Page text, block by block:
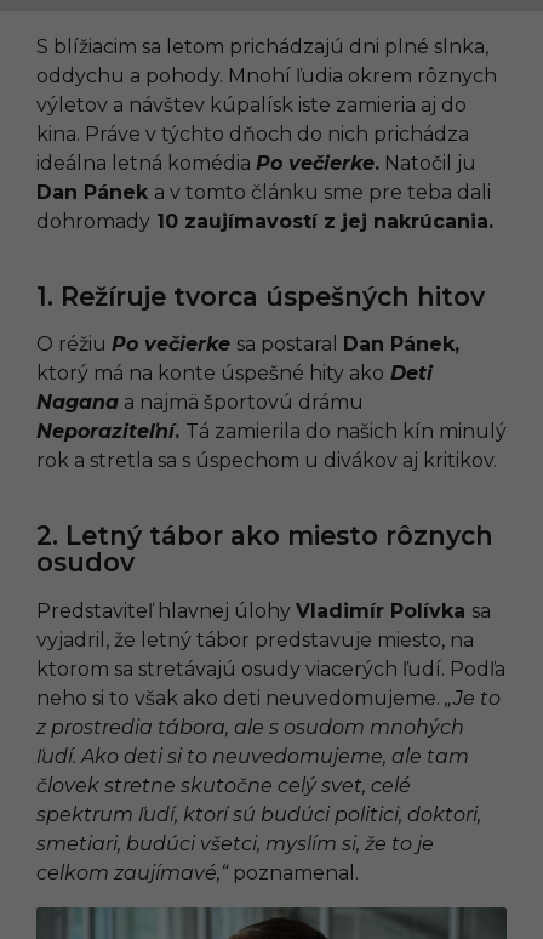
6
.
2
0
2
6
,
1
3
S blížiacim sa letom prichádzajú dni plné slnka,
oddychu a pohody. Mnohí ľudia okrem rôznych
výletov a návštev kúpalísk iste zamieria aj do
kina. Práve v týchto dňoch do nich prichádza
ideálna letná komédia Po večierke. Natočil ju
Dan Pánek a v tomto článku sme pre teba dali
dohromady 10 zaujímavostí z jej nakrúcania.
1. Režíruje tvorca úspešných hitov
O réžiu Po večierke sa postaral
Dan Pánek,
ktorý má na konte úspešné hity ako Deti
Nagana a najmä športovú drámu
Neporaziteľní. Tá zamierila do našich kín minulý
rok a stretla sa s úspechom u divákov aj kritikov.
2. Letný tábor ako miesto rôznych
osudov
Predstaviteľ hlavnej úlohy Vladimír Polívka sa
vyjadril, že letný tábor predstavuje miesto, na
ktorom sa stretávajú osudy viacerých ľudí. Podľa
neho si to však ako deti neuvedomujeme. „Je to
z prostredia tábora, ale s osudom mnohých
ľudí. Ako deti si to neuvedomujeme, ale tam
človek stretne skutočne celý svet, celé
spektrum ľudí, ktorí sú budúci politici, doktori,
smetiari, budúci všetci, myslím si, že to je
celkom zaujímavé,“ poznamenal.